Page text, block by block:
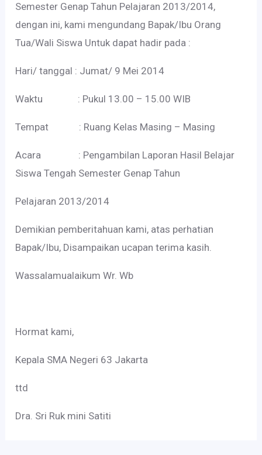
Semester Genap Tahun Pelajaran 2013/2014,
dengan ini, kami mengundang Bapak/Ibu Orang
Tua/Wali Siswa Untuk dapat hadir pada :
Hari/ tanggal : Jumat/ 9 Mei 2014
Waktu : Pukul 13.00 – 15.00 WIB
Tempat : Ruang Kelas Masing – Masing
Acara : Pengambilan Laporan Hasil Belajar
Siswa Tengah Semester Genap Tahun
Pelajaran 2013/2014
Demikian pemberitahuan kami, atas perhatian
Bapak/Ibu, Disampaikan ucapan terima kasih.
Wassalamualaikum Wr. Wb
Hormat kami,
Kepala SMA Negeri 63 Jakarta
ttd
Dra. Sri Ruk mini Satiti